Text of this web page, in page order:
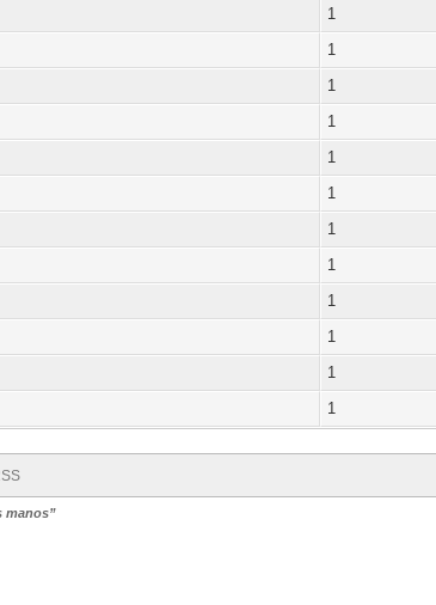
1
1
1
1
1
1
1
1
1
1
1
1
manos”